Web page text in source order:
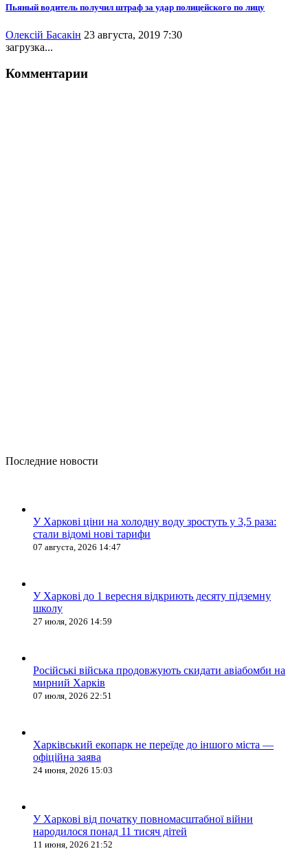
Пьяный водитель получил штраф за удар полицейского по лицу
Олексій Басакін 23 августа, 2019 7:30
загрузка...
Комментарии
Последние новости
У Харкові ціни на холодну воду зростуть у 3,5 раза:
стали відомі нові тарифи
07 августа, 2026 14:47
У Харкові до 1 вересня відкриють десяту підземну
школу
27 июля, 2026 14:59
Російські війська продовжують скидати авіабомби на
мирний Харків
07 июля, 2026 22:51
Харківський екопарк не переїде до іншого міста —
офіційна заява
24 июня, 2026 15:03
У Харкові від початку повномасштабної війни
народилося понад 11 тисяч дітей
11 июня, 2026 21:52